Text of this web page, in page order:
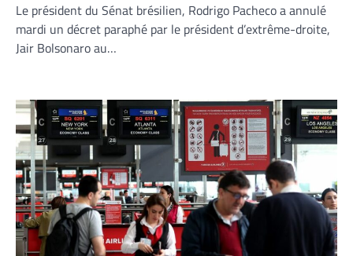
Le président du Sénat brésilien, Rodrigo Pacheco a annulé
mardi un décret paraphé par le président d’extrême-droite,
Jair Bolsonaro au…